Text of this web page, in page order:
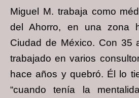
Miguel M. trabaja como
del Ahorro, en una zona
Ciudad de México. Con 35
trabajado en varios
hace años y quebró. Él lo
“cuando tenía la